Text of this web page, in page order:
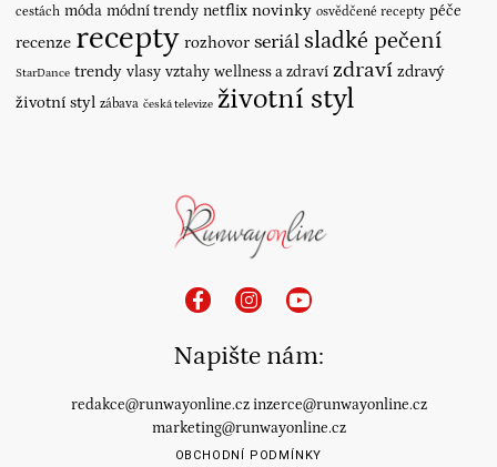
cestách móda módní trendy netflix novinky osvědčené recepty péče
recenze recepty rozhovor seriál sladké pečení
StarDance trendy vlasy vztahy wellness a zdraví zdraví zdravý
životní styl zábava česká televize životní styl
Napište nám:
redakce@runwayonline.cz inzerce@runwayonline.cz
marketing@runwayonline.cz
OBCHODNÍ PODMÍNKY